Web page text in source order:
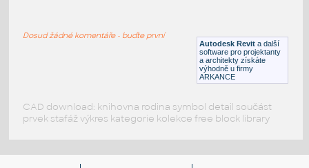
Autodesk Revit a další
software pro projektanty
a architekty získáte
výhodně u firmy
ARKANCE
Dosud žádné komentáře - buďte první
CAD download: knihovna rodina symbol detail součást
prvek stafáž výkres kategorie kolekce free block library